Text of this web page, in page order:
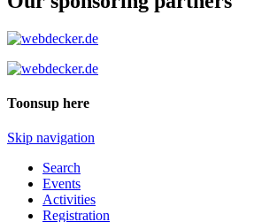
Toonsup here
Skip navigation
Search
Events
Activities
Registration